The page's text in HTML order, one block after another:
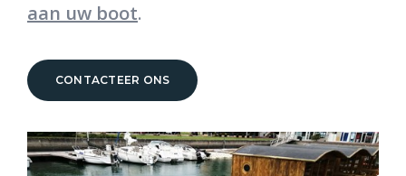
aan uw boot.
CONTACTEER ONS